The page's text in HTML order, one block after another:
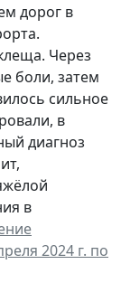
дорог в
Через
боли, затем
сильное
в
диагноз
в
2024 г. по